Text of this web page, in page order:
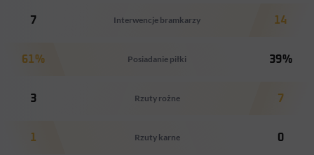
7 Interwencje bramkarzy 14
61% Posiadanie piłki 39%
3 Rzuty rożne 7
1 Rzuty karne 0